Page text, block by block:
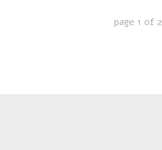
page 1 of 2